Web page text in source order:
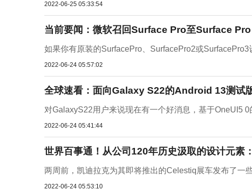
2022-06-25 05:33:54
当前要闻：微软召回Surface Pro至Surface
如果你有原装的SurfacePro、SurfacePro2或
2022-06-24 05:57:02
全球速看：面向Galaxy S22的Android 13测试
对GalaxyS22用户来说现在有一个好消息，基于OneUI5
2022-06-24 05:41:44
世界百事通！从公司120年历史汲取的设计元素
两周前，凯迪拉克为其即将推出的Celestiq展车发布了一
2022-06-24 05:53:10